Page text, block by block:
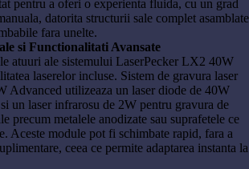
pentru a oferi o experienta fluida, cu un grad
datorita structurii sale complet asamblate
fara unelte.
si Functionalitati Avansate
atuuri ale sistemului LaserPecker LX2 40W
laserelor incluse. Sistem de gravura laser
Advanced utilizeaza un laser diode de 40W
un laser infrarosu de 2W pentru gravura de
precum metalele anodizate sau suprafetele ce
Aceste module pot fi schimbate rapid, fara a
ceea ce permite adaptarea instanta la